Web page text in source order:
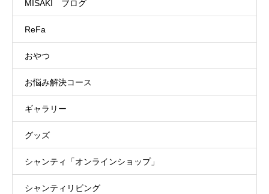
MISAKI ブログ
ReFa
おやつ
お悩み解決コース
ギャラリー
グッズ
シャンティ「オンラインショップ」
シャンティリビング